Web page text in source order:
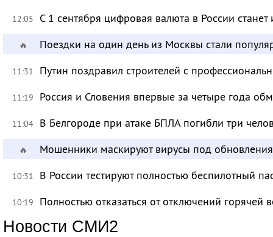
12:05 С 1 сентября цифровая валюта в России
🔥 Поездки на один день из Москвы стали
11:31 Путин поздравил строителей с
11:19 Россия и Словения впервые за четыре года
11:04 В Белгороде при атаке БПЛА погибли три
🔥 Мошенники маскируют вирусы под
10:31 В России тестируют полностью беспилотный
10:19 Полностью отказаться от отключений горячей
Новости СМИ2